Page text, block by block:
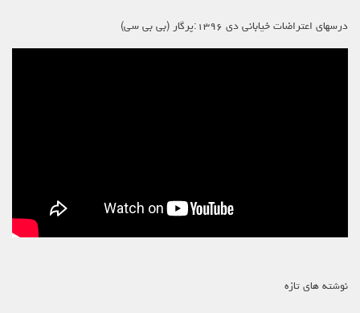
درسهای اعتراضات خیابانی دی ۱۳۹۶:پرگار (بی بی سی)
نوشته های تازه